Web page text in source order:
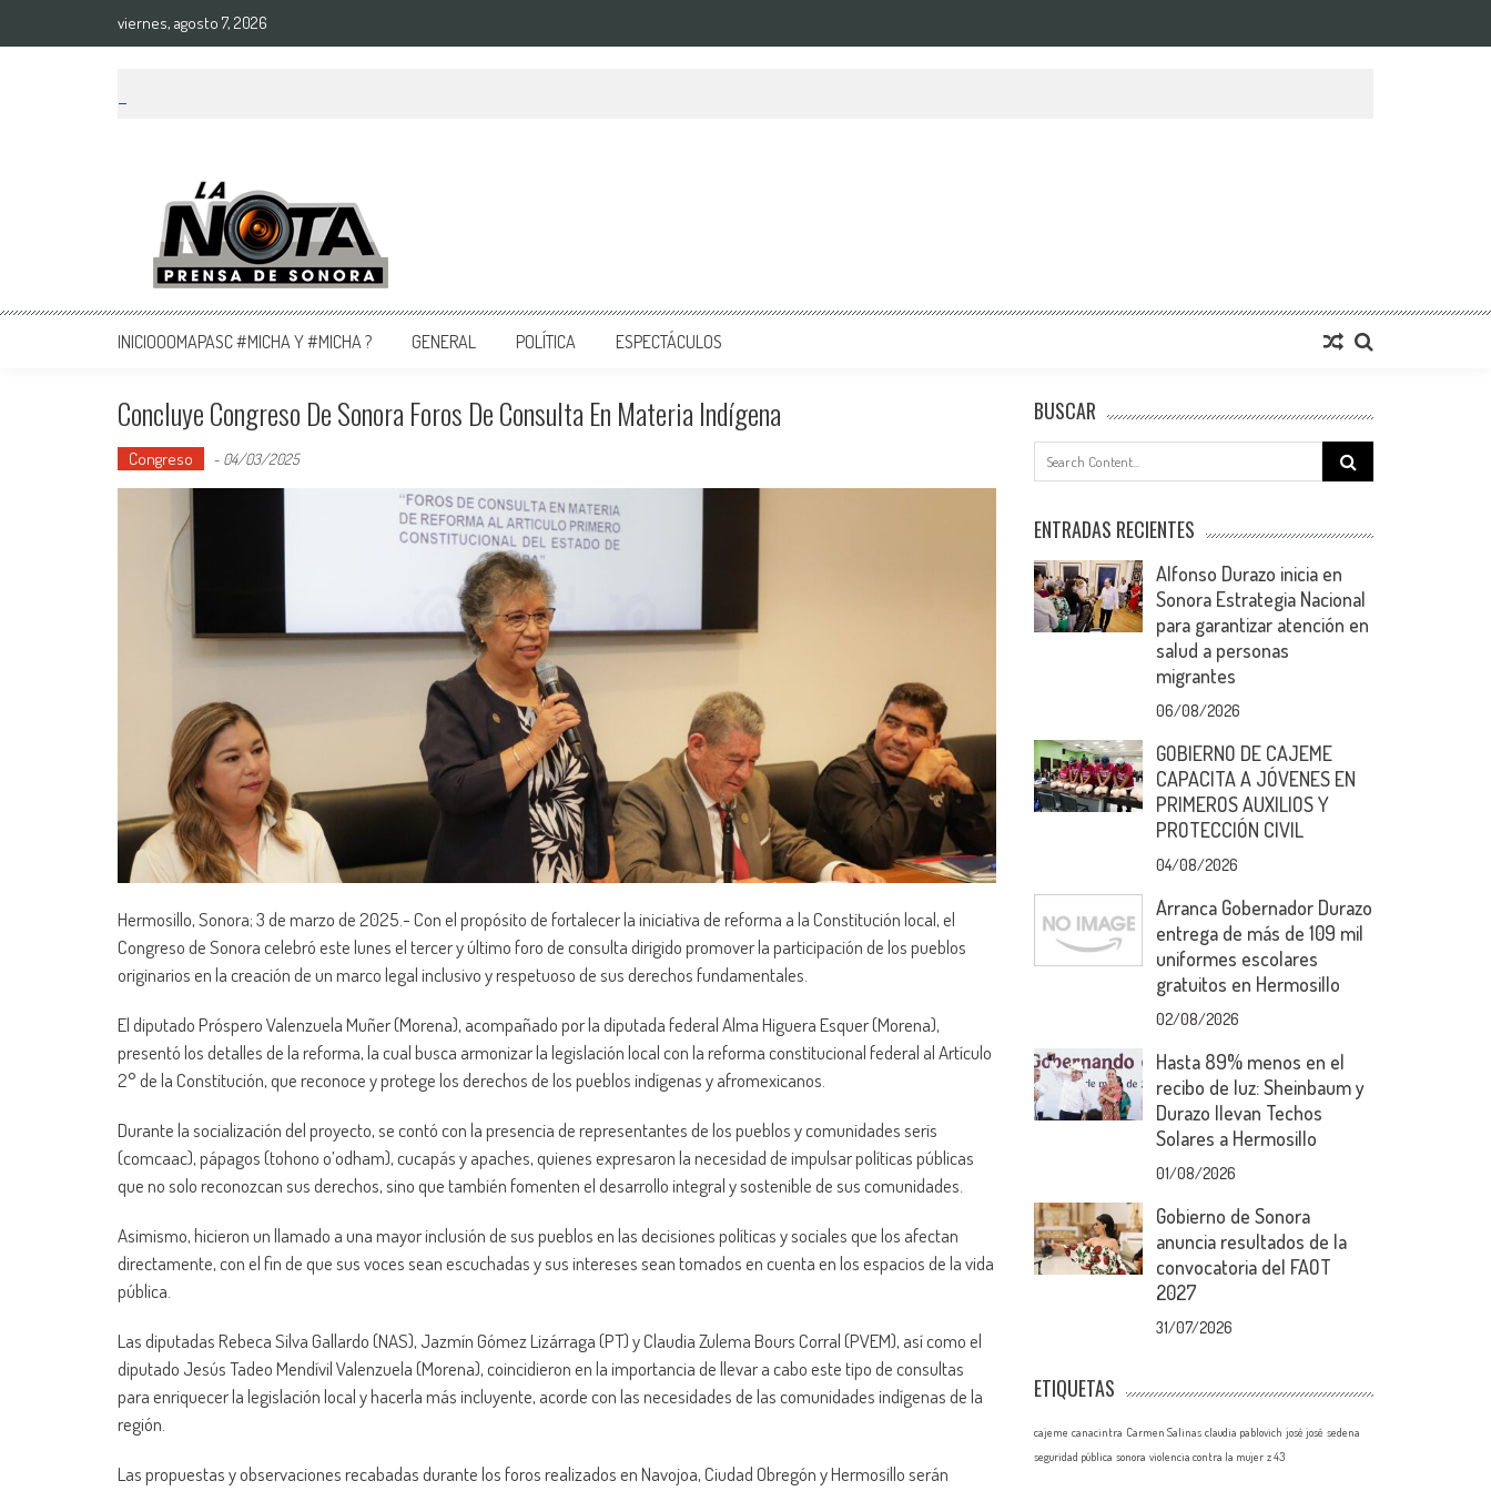
viernes, agosto 7, 2026
La Nota Prensa De Sonora
Noticias del día
INICIOOOMAPASC #MICHA Y #MICHA ? GENERAL POLÍTICA ESPECTÁCULOS
Concluye Congreso De Sonora Foros De Consulta En Materia Indígena
Congreso - 04/03/2025
Hermosillo, Sonora; 3 de marzo de 2025.- Con el propósito de fortalecer la iniciativa de reforma a la Constitución local, el
Congreso de Sonora celebró este lunes el tercer y último foro de consulta dirigido promover la participación de los pueblos
originarios en la creación de un marco legal inclusivo y respetuoso de sus derechos fundamentales.
El diputado Próspero Valenzuela Muñer (Morena), acompañado por la diputada federal Alma Higuera Esquer (Morena),
presentó los detalles de la reforma, la cual busca armonizar la legislación local con la reforma constitucional federal al Artículo
2° de la Constitución, que reconoce y protege los derechos de los pueblos indígenas y afromexicanos.
Durante la socialización del proyecto, se contó con la presencia de representantes de los pueblos y comunidades seris
(comcaac), pápagos (tohono o’odham), cucapás y apaches, quienes expresaron la necesidad de impulsar políticas públicas
que no solo reconozcan sus derechos, sino que también fomenten el desarrollo integral y sostenible de sus comunidades.
Asimismo, hicieron un llamado a una mayor inclusión de sus pueblos en las decisiones políticas y sociales que los afectan
directamente, con el fin de que sus voces sean escuchadas y sus intereses sean tomados en cuenta en los espacios de la vida
pública.
Las diputadas Rebeca Silva Gallardo (NAS), Jazmín Gómez Lizárraga (PT) y Claudia Zulema Bours Corral (PVEM), así como el
diputado Jesús Tadeo Mendívil Valenzuela (Morena), coincidieron en la importancia de llevar a cabo este tipo de consultas
para enriquecer la legislación local y hacerla más incluyente, acorde con las necesidades de las comunidades indígenas de la
región.
Las propuestas y observaciones recabadas durante los foros realizados en Navojoa, Ciudad Obregón y Hermosillo serán
BUSCAR
Search
for:
ENTRADAS RECIENTES
Alfonso Durazo inicia en
Sonora Estrategia Nacional
para garantizar atención en
salud a personas
migrantes
06/08/2026
GOBIERNO DE CAJEME
CAPACITA A JÓVENES EN
PRIMEROS AUXILIOS Y
PROTECCIÓN CIVIL
04/08/2026
Arranca Gobernador Durazo
entrega de más de 109 mil
uniformes escolares
gratuitos en Hermosillo
02/08/2026
Hasta 89% menos en el
recibo de luz: Sheinbaum y
Durazo llevan Techos
Solares a Hermosillo
01/08/2026
Gobierno de Sonora
anuncia resultados de la
convocatoria del FAOT
2027
31/07/2026
ETIQUETAS
cajeme canacintra Carmen Salinas claudia pablovich josé josé sedena
seguridad pública sonora violencia contra la mujer z 43